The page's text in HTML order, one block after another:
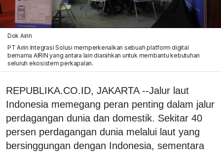
Dok Airin
PT Airin Integrasi Solusi memperkenalkan sebuah platform digital
bernama AIRIN yang antara lain diarahkan untuk membantu kebutuhan
seluruh ekosistem perkapalan.
REPUBLIKA.CO.ID, JAKARTA --Jalur laut
Indonesia memegang peran penting dalam jalur
perdagangan dunia dan domestik. Sekitar 40
persen perdagangan dunia melalui laut yang
bersinggungan dengan Indonesia, sementara